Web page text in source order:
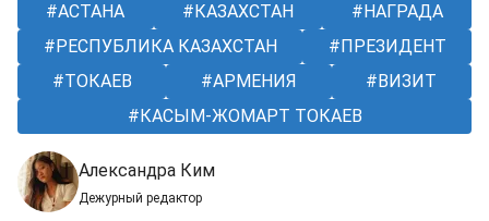
АСТАНА КАЗАХСТАН
НАГРАДА
РЕСПУБЛИКА КАЗАХСТАН
ПРЕЗИДЕНТ
ТОКАЕВ
АРМЕНИЯ
ВИЗИТ
КАСЫМ-ЖОМАРТ ТОКАЕВ
Александра Ким
Дежурный редактор